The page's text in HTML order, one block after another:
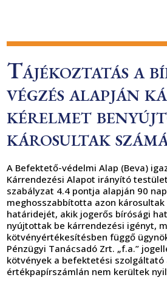
Tájékoztatás a
végzés alapján
kérelmet
károsultak
A Befektető-védelmi Alap (Beva)
Kárrendezési Alapot irányító
szabályzat 4.4 pontja alapján 90
meghosszabbította azon
határidejét, akik jogerős bírósági
nyújtottak be kárrendezési igényt,
kötvényértékesítésben függő
Pénzügyi Tanácsadó Zrt. „f.a.”
kötvények a befektetési
értékpapírszámlán nem kerültek